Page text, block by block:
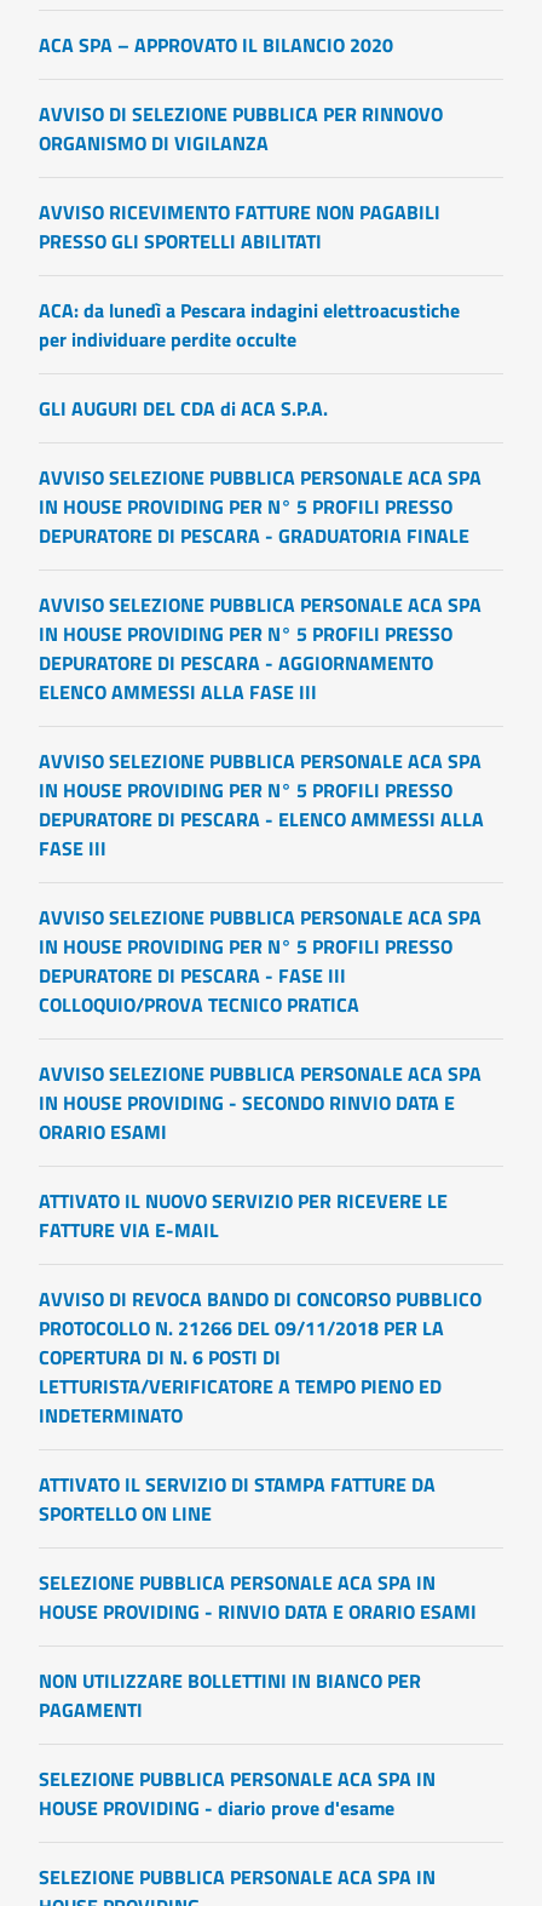
ACA SPA – APPROVATO IL BILANCIO 2020
AVVISO DI SELEZIONE PUBBLICA PER RINNOVO
ORGANISMO DI VIGILANZA
AVVISO RICEVIMENTO FATTURE NON PAGABILI
PRESSO GLI SPORTELLI ABILITATI
ACA: da lunedì a Pescara indagini elettroacustiche
per individuare perdite occulte
GLI AUGURI DEL CDA di ACA S.P.A.
AVVISO SELEZIONE PUBBLICA PERSONALE ACA SPA
IN HOUSE PROVIDING PER N° 5 PROFILI PRESSO
DEPURATORE DI PESCARA - GRADUATORIA FINALE
AVVISO SELEZIONE PUBBLICA PERSONALE ACA SPA
IN HOUSE PROVIDING PER N° 5 PROFILI PRESSO
DEPURATORE DI PESCARA - AGGIORNAMENTO
ELENCO AMMESSI ALLA FASE III
AVVISO SELEZIONE PUBBLICA PERSONALE ACA SPA
IN HOUSE PROVIDING PER N° 5 PROFILI PRESSO
DEPURATORE DI PESCARA - ELENCO AMMESSI ALLA
FASE III
AVVISO SELEZIONE PUBBLICA PERSONALE ACA SPA
IN HOUSE PROVIDING PER N° 5 PROFILI PRESSO
DEPURATORE DI PESCARA - FASE III
COLLOQUIO/PROVA TECNICO PRATICA
AVVISO SELEZIONE PUBBLICA PERSONALE ACA SPA
IN HOUSE PROVIDING - SECONDO RINVIO DATA E
ORARIO ESAMI
ATTIVATO IL NUOVO SERVIZIO PER RICEVERE LE
FATTURE VIA E-MAIL
AVVISO DI REVOCA BANDO DI CONCORSO PUBBLICO
PROTOCOLLO N. 21266 DEL 09/11/2018 PER LA
COPERTURA DI N. 6 POSTI DI
LETTURISTA/VERIFICATORE A TEMPO PIENO ED
INDETERMINATO
ATTIVATO IL SERVIZIO DI STAMPA FATTURE DA
SPORTELLO ON LINE
SELEZIONE PUBBLICA PERSONALE ACA SPA IN
HOUSE PROVIDING - RINVIO DATA E ORARIO ESAMI
NON UTILIZZARE BOLLETTINI IN BIANCO PER
PAGAMENTI
SELEZIONE PUBBLICA PERSONALE ACA SPA IN
HOUSE PROVIDING - diario prove d'esame
SELEZIONE PUBBLICA PERSONALE ACA SPA IN